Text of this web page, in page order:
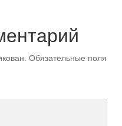
Обязательные поля